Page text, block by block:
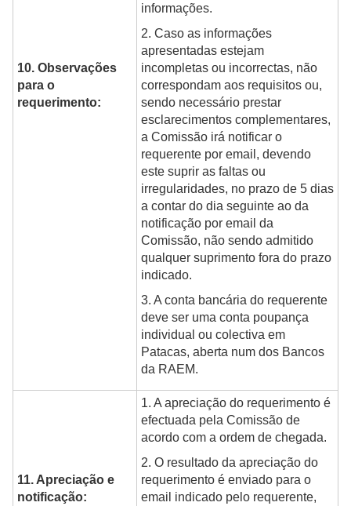
10. Observações
para o
requerimento:
informações.
2. Caso as informações
apresentadas estejam
incompletas ou incorrectas, não
correspondam aos requisitos ou,
sendo necessário prestar
esclarecimentos complementares,
a Comissão irá notificar o
requerente por email, devendo
este suprir as faltas ou
irregularidades, no prazo de 5 dias
a contar do dia seguinte ao da
notificação por email da
Comissão, não sendo admitido
qualquer suprimento fora do prazo
indicado.
3. A conta bancária do requerente
deve ser uma conta poupança
individual ou colectiva em
Patacas, aberta num dos Bancos
da RAEM.
11. Apreciação e
notificação:
1. A apreciação do requerimento é
efectuada pela Comissão de
acordo com a ordem de chegada.
2. O resultado da apreciação do
requerimento é enviado para o
email indicado pelo requerente,